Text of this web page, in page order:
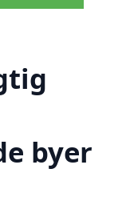
byer